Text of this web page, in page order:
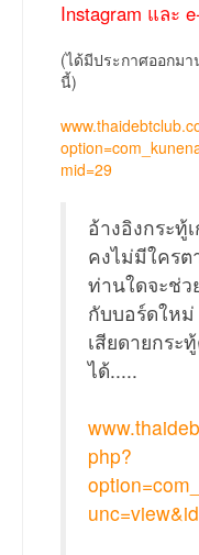
Instagram และ
(ได้มีประกาศออกม
นี้)
mid=29
อ้างอิงกระทู้
คงไม่มีใคร
ท่านใดจะช่
กับบอร์ดให
เสียดายกระ
ได้.....
php?